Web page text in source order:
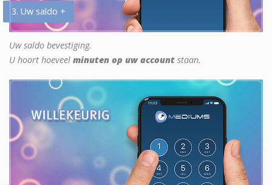
3. Uw saldo +
Uw saldo bevestiging.
U hoort hoeveel minuten op uw account staan.